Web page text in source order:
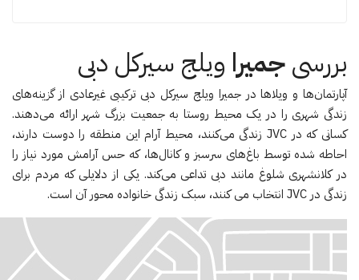
بررسیجمیرا ویلج سیرکل دبی
آپارتمان‌ها و ویلاها در جمیرا ویلج سیرکل دبی ترکیبی غیرعادی از گزینه‌های
زندگی شهری را در یک محیط روستا به جمعیت بزرگ شهر ارائه می‌دهند.
کسانی که در JVC زندگی می‌کنند، محیط آرام این منطقه را دوست دارند،
احاطه شده توسط باغ‌های سرسبز و کانال‌ها، که حس آرامش مورد نیاز را
در کلانشهری شلوغ مانند دبی تداعی می‌کند. یکی از دلایلی که مردم برای
زندگی در JVC انتخاب می کنند، سبک زندگی خانواده محور آن است.